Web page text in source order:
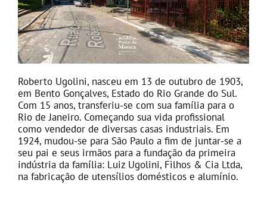
Roberto Ugolini, nasceu em 13 de outubro de 1903,
em Bento Gonçalves, Estado do Rio Grande do Sul.
Com 15 anos, transferiu-se com sua família para o
Rio de Janeiro. Começando sua vida profissional
como vendedor de diversas casas industriais. Em
1924, mudou-se para São Paulo a fim de juntar-se a
seu pai e seus irmãos para a fundação da primeira
indústria da família: Luiz Ugolini, Filhos & Cia Ltda,
na fabricação de utensílios domésticos e alumínio.